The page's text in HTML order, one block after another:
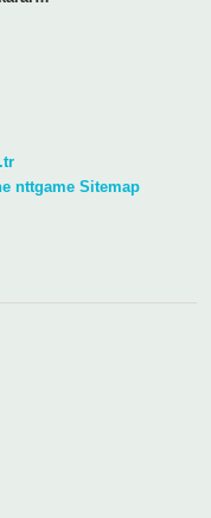
nttgame Sitemap